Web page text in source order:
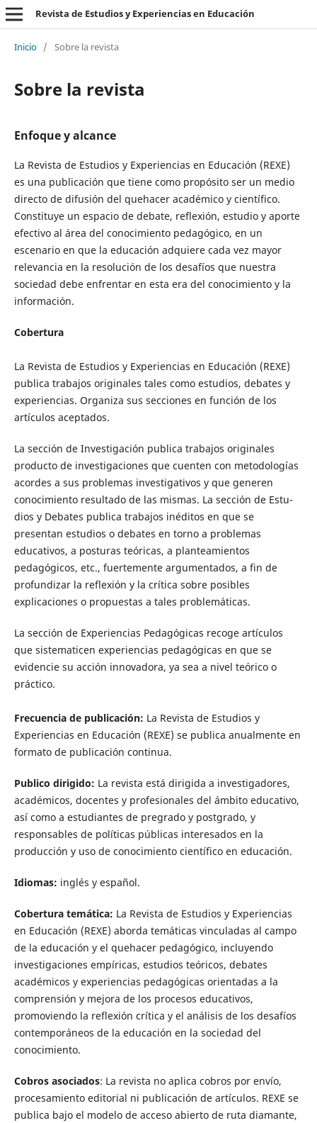
Revista de Estudios y Experiencias en Educación
Inicio / Sobre la revista
Sobre la revista
Enfoque y alcance
La Revista de Estudios y Experiencias en Educación (REXE)
es una publicación que tiene como propósito ser un medio
directo de difusión del quehacer académico y científico.
Constituye un espacio de debate, reflexión, estudio y aporte
efectivo al área del conocimiento pedagógico, en un
escenario en que la educación adquiere cada vez mayor
relevancia en la resolución de los desafíos que nuestra
sociedad debe enfrentar en esta era del conocimiento y la
información.
Cobertura
La Revista de Estudios y Experiencias en Educación (REXE)
publica trabajos originales tales como estudios, debates y
experiencias. Organiza sus secciones en función de los
artículos aceptados.
La sección de Investigación publica trabajos originales
producto de investigaciones que cuenten con metodologías
acordes a sus problemas investigativos y que generen
conocimiento resultado de las mismas. La sección de Estu­
dios y Debates publica trabajos inéditos en que se
presentan estudios o debates en torno a problemas
educativos, a posturas teóricas, a planteamientos
pedagógicos, etc., fuertemente argumentados, a fin de
profundizar la reflexión y la crítica sobre posibles
explicaciones o propuestas a tales problemáti­cas.
La sección de Experiencias Pedagógicas recoge artículos
que sistematicen experiencias pedagó­gicas en que se
evidencie su acción innovadora, ya sea a nivel teórico o
práctico.
Frecuencia de publicación: La Revista de Estudios y
Experiencias en Educación (REXE) se publica anualmente en
formato de publicación continua.
Publico dirigido: La revista está dirigida a investigadores,
académicos, docentes y profesionales del ámbito educativo,
así como a estudiantes de pregrado y postgrado, y
responsables de políticas públicas interesados en la
producción y uso de conocimiento científico en educación.
Idiomas: inglés y español.
Cobertura temática: La Revista de Estudios y Experiencias
en Educación (REXE) aborda temáticas vinculadas al campo
de la educación y el quehacer pedagógico, incluyendo
investigaciones empíricas, estudios teóricos, debates
académicos y experiencias pedagógicas orientadas a la
comprensión y mejora de los procesos educativos,
promoviendo la reflexión crítica y el análisis de los desafíos
contemporáneos de la educación en la sociedad del
conocimiento.
Cobros asociados: La revista no aplica cobros por envío,
procesamiento editorial ni publicación de artículos. REXE se
publica bajo el modelo de acceso abierto de ruta diamante,